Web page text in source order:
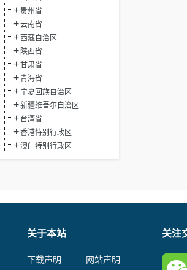
贵州省
云南省
西藏自治区
陕西省
甘肃省
青海省
宁夏回族自治区
新疆维吾尔自治区
台湾省
香港特别行政区
澳门特别行政区
关于本站
下载声明
网站声明
关注